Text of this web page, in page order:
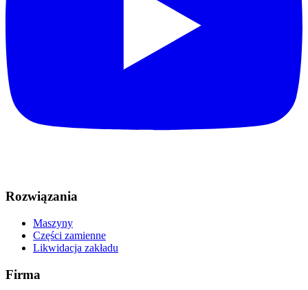
Rozwiązania
Maszyny
Części zamienne
Likwidacja zakładu
Firma